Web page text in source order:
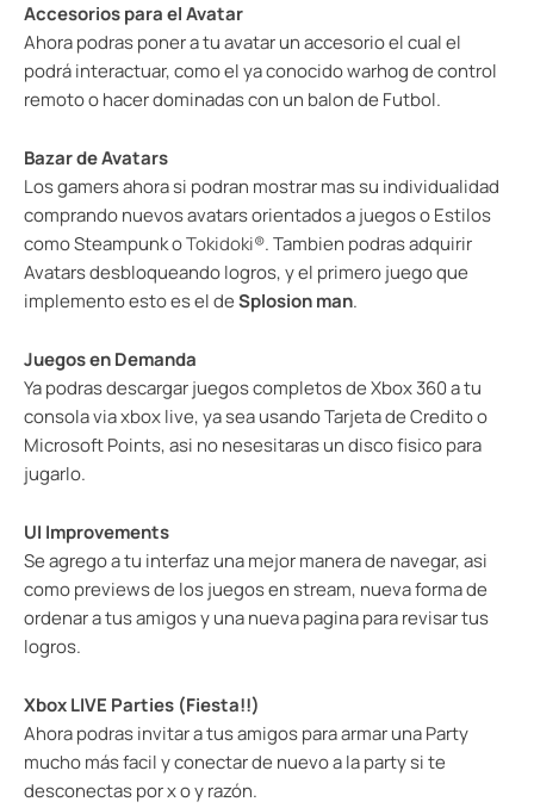
Accesorios para el Avatar
Ahora podras poner a tu avatar un accesorio el cual el
podrá interactuar, como el ya conocido warhog de control
remoto o hacer dominadas con un balon de Futbol.
Bazar de Avatars
Los gamers ahora si podran mostrar mas su individualidad
comprando nuevos avatars orientados a juegos o Estilos
como Steampunk oTokidoki®. Tambien podras adquirir
Avatars desbloqueando logros, y el primero juego que
implemento esto es el deSplosion man.
Juegos en Demanda
Ya podras descargar juegos completos de Xbox 360 a tu
consola via xbox live, ya sea usando Tarjeta de Credito o
Microsoft Points, asi no nesesitaras un disco fisico para
jugarlo.
UI Improvements
Se agrego a tu interfaz una mejor manera de navegar, asi
como previews de los juegos en stream, nueva forma de
ordenar a tus amigos y una nueva pagina para revisar tus
logros.
Xbox LIVE Parties (Fiesta!!)
Ahora podras invitar a tus amigos para armar una Party
mucho más facil y conectar de nuevo a la party si te
desconectas por x o y razón.